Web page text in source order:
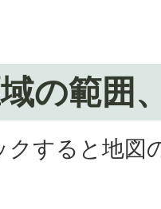
の範囲
クすると地